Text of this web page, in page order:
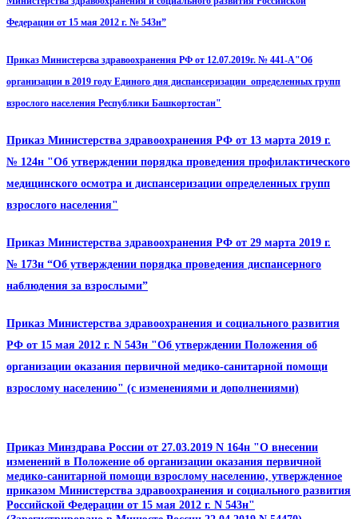
Федерации от 15 мая 2012 г. № 543н”
Приказ Министерсва здравоохранения РФ от 12.07.2019г. № 441-А"Об
организации в 2019 году Единого дня диспансеризации определенных групп
взрослого населения Республики Башкортостан"
Приказ Министерства здравоохранения РФ от 13 марта 2019 г.
№ 124н "Об утверждении порядка проведения профилактического
медицинского осмотра и диспансеризации определенных групп
взрослого населения"
Приказ Министерства здравоохранения РФ от 29 марта 2019 г.
№ 173н “Об утверждении порядка проведения диспансерного
наблюдения за взрослыми”
Приказ Министерства здравоохранения и социального развития
РФ от 15 мая 2012 г. N 543н "Об утверждении Положения об
организации оказания первичной медико-санитарной помощи
взрослому населению" (с изменениями и дополнениями)
Приказ Минздрава России от 27.03.2019 N 164н "О внесении
изменений в Положение об организации оказания первичной
медико-санитарной помощи взрослому населению, утвержденное
приказом Министерства здравоохранения и социального развития
Российской Федерации от 15 мая 2012 г. N 543н"